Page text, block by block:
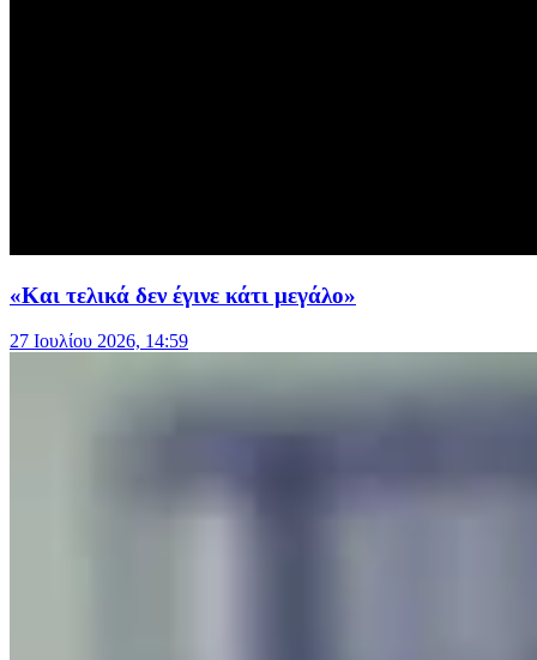
«Και τελικά δεν έγινε κάτι μεγάλο»
27 Ιουλίου 2026, 14:59